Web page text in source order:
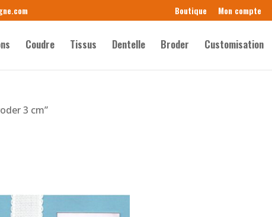
Boutique Mon compte
Coudre Tissus Dentelle Broder Customisation
3 cm”